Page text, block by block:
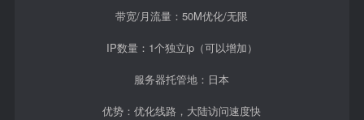
带宽/月流量：50M优化/无限
IP数量：1个独立ip（可以增加）
服务器托管地：日本
优势：优化线路，大陆访问速度快